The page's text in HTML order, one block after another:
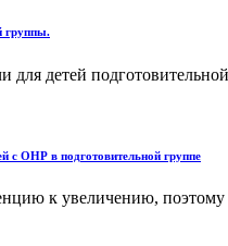
группы.
для детей
с ОНР в подготовительной группе
к увеличению,